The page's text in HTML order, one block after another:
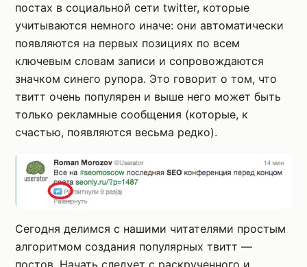
постах в социальной сети twitter, которые
учитываются немного иначе: они автоматически
появляются на первых позициях по всем
ключевым словам записи и сопровождаются
значком синего рупора. Это говорит о том, что
твитт очень популярен и выше него может быть
только рекламные сообщения (которые, к
счастью, появляются весьма редко).
Сегодня делимся с нашими читателями простым
алгоритмом создания популярных твитт —